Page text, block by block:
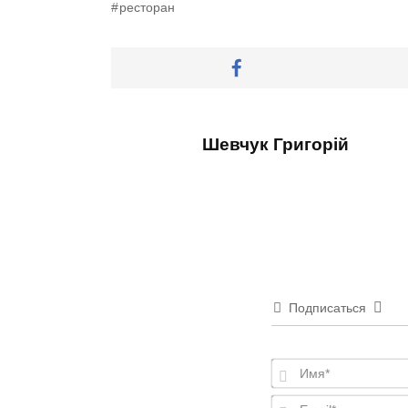
ресторан
Шевчук Григорій
Подписаться